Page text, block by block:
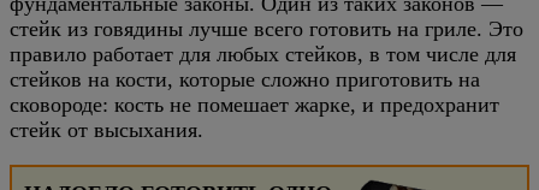
стейк из говядины лучше всего готовить на гриле. Это
правило работает для любых стейков, в том числе для
стейков на кости, которые сложно приготовить на
сковороде: кость не помешает жарке, и предохранит
стейк от высыхания.